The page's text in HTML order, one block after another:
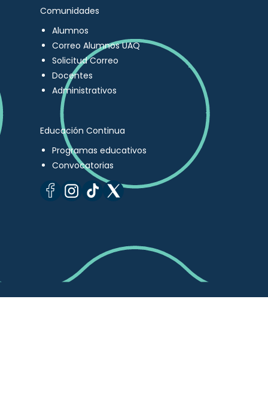
Comunidades
Alumnos
Correo Alumnos UAQ
Solicitud Correo
Docentes
Administrativos
Educación Continua
Programas educativos
Convocatorias